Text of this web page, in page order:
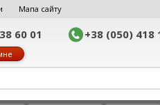
Мапа сайту
60 01 +38 (050) 418